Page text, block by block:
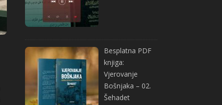
Besplatna PDF
knjiga:
Vjerovanje
Bošnjaka – 02.
Šehadet